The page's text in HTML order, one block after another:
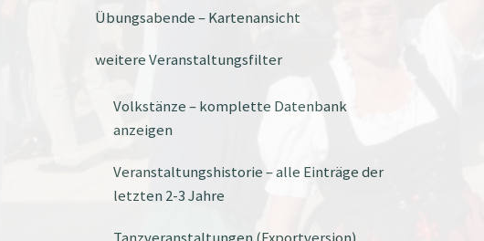
Übungsabende – Kartenansicht
weitere Veranstaltungsfilter
Volkstänze – komplette Datenbank
anzeigen
Veranstaltungshistorie – alle Einträge der
letzten 2-3 Jahre
Tanzveranstaltungen (Exportversion)